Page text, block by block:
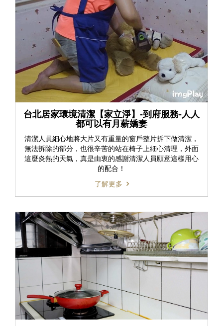
台北居家環境清潔【家立淨】-到府服務-人人
都可以有月薪嬌妻
清潔人員細心地將大片又有重量的窗戶整片拆下做清潔，
無法拆除的部分，也很辛苦的站在椅子上細心清理，外面
這麼炎熱的天氣，真是由衷的感謝清潔人員願意這樣用心
的配合！
了解更多